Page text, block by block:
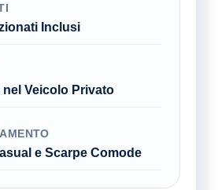
Inclusi
nel Veicolo Privato
e Scarpe Comode